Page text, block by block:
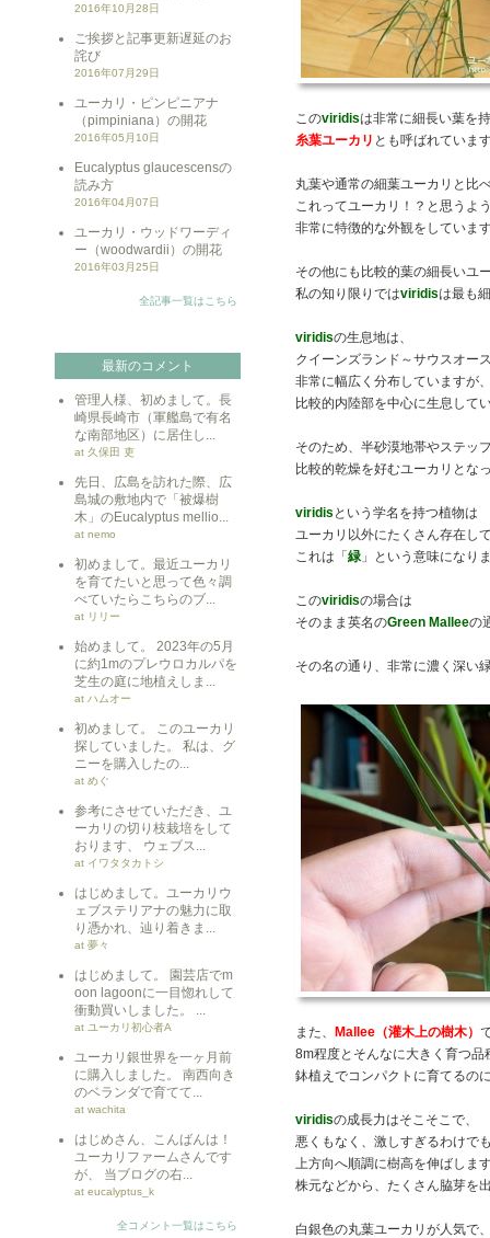
2016年10月28日
ご挨拶と記事更新遅延のお
詫び
2016年07月29日
ユーカリ・ピンピニアナ
（pimpiniana）の開花
2016年05月10日
Eucalyptus glaucescensの
読み方
2016年04月07日
ユーカリ・ウッドワーディ
ー（woodwardii）の開花
2016年03月25日
全記事一覧はこちら
最新のコメント
管理人様、初めまして。長
崎県長崎市（軍艦島で有名
な南部地区）に居住し...
at 久保田 吏
先日、広島を訪れた際、広
島城の敷地内で「被爆樹
木」のEucalyptus mellio...
at nemo
初めまして。最近ユーカリ
を育てたいと思って色々調
べていたらこちらのブ...
at リリー
始めまして。 2023年の5月
に約1mのプレウロカルパを
芝生の庭に地植えしま...
at ハムオー
初めまして。 このユーカリ
探していました。 私は、グ
ニーを購入したの...
at めぐ
参考にさせていただき、ユ
ーカリの切り枝栽培をして
おります、 ウェブス...
at イワタタカトシ
はじめまして。ユーカリウ
ェブステリアナの魅力に取
り憑かれ、辿り着きま...
at 夢々
はじめまして。 園芸店でm
oon lagoonに一目惚れして
衝動買いしました。 ...
at ユーカリ初心者A
ユーカリ銀世界を一ヶ月前
に購入しました。 南西向き
のベランダで育てて...
at wachita
はじめさん、こんばんは！
ユーカリファームさんです
が、 当ブログの右...
at eucalyptus_k
全コメント一覧はこちら
このviridisは非常に細長い葉を
糸葉ユーカリ とも呼ばれていま
丸葉や通常の細葉ユーカリと比
これってユーカリ！？と思うよ
非常に特徴的な外観をしていま
その他にも比較的葉の細長いユ
私の知り限りではviridisは最も
viridisの生息地は、
クイーンズランド～サウスオー
非常に幅広く分布していますが
比較的内陸部を中心に生息して
そのため、半砂漠地帯やステッ
比較的乾燥を好むユーカリとな
viridis という学名を持つ植物は
ユーカリ以外にたくさん存在し
これは「 緑」という意味になり
このviridisの場合は
そのまま英名のGreen Malleeの
その名の通り、非常に濃く深い
また、 Mallee（灌木上の樹木）
8m程度とそんなに大きく育つ品
鉢植えでコンパクトに育てるの
viridisの成長力はそこそこで、
悪くもなく、激しすぎるわけで
上方向へ順調に樹高を伸ばしま
株元などから、たくさん脇芽を
白銀色の丸葉ユーカリが人気で